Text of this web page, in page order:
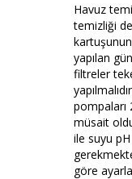
Havuz
temizliği
yapılan
filtreler
pompaları
müsait
ile suyu
göre